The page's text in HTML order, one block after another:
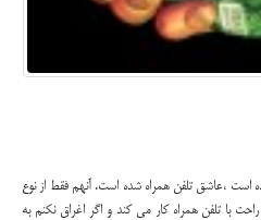
است ،عاشق تلفن همراه شده است. آنهم فقط از نوع
سن28 ماهگی خیلی راحت با تلفن همراه کار می کند و اگر اغراق نکنم به